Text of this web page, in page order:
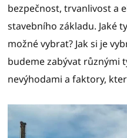
bezpečnost, trvanlivost a
stavebního základu. Jaké
možné vybrat? Jak si je
budeme zabývat různými
nevýhodami a faktory,